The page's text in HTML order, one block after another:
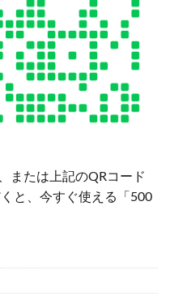
または上記のQRコード
と、今すぐ使える「500